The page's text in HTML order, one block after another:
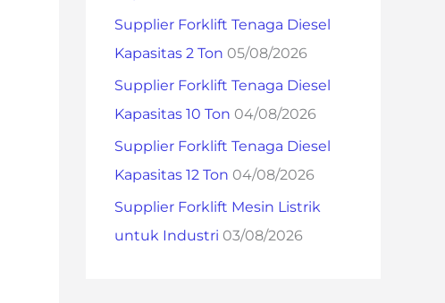
r
:
Supplier Forklift Tenaga Diesel
Kapasitas 2 Ton 05/08/2026
Supplier Forklift Tenaga Diesel
Kapasitas 10 Ton 04/08/2026
Supplier Forklift Tenaga Diesel
Kapasitas 12 Ton 04/08/2026
Supplier Forklift Mesin Listrik
untuk Industri 03/08/2026